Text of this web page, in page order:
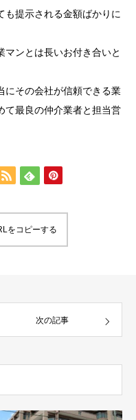
も提示される金額ばかりに
ンとは長いお付き合いと
にその会社が信頼できる業
て最良の仲介業者と担当営
をコピーする
次の記事